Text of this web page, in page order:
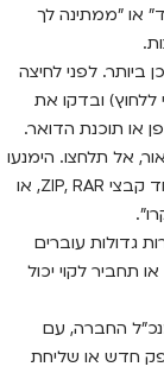
או "ממתינה לך
ביותר. לפני לחיצה
ללחוץ) ובדקו את
או תוכנת הדואר.
אל תלחצו. הימנעו
מפתיחת קבצים מצורפים בלתי צפויים, במיוחד קבצי ZIP, RAR, או
גדולות עוברים
תחביר לקוי יכול
החברה, עם
חדש או שליחת